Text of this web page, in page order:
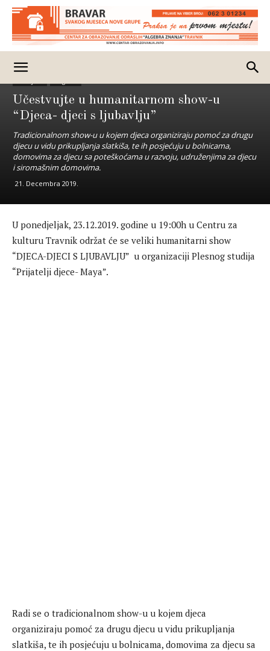
Učestvujte u humanitarnom show-u
“Djeca- djeci s ljubavlju”
Tradicionalnom show-u u kojem djeca organiziraju pomoć za drugu
djecu u vidu prikupljanja slatkiša, te ih posjećuju u bolnicama,
domovima za djecu sa poteškoćama u razvoju, udruženjima za djecu
i siromašnim domovima.
21. Decembra 2019.
U ponedjeljak, 23.12.2019. godine u 19:00h u Centru za
kulturu Travnik održat će se veliki humanitarni show
“DJECA-DJECI S LJUBAVLJU” u organizaciji Plesnog studija
“Prijatelji djece- Maya”.
Radi se o tradicionalnom show-u u kojem djeca
organiziraju pomoć za drugu djecu u vidu prikupljanja
slatkiša, te ih posjećuju u bolnicama, domovima za djecu sa